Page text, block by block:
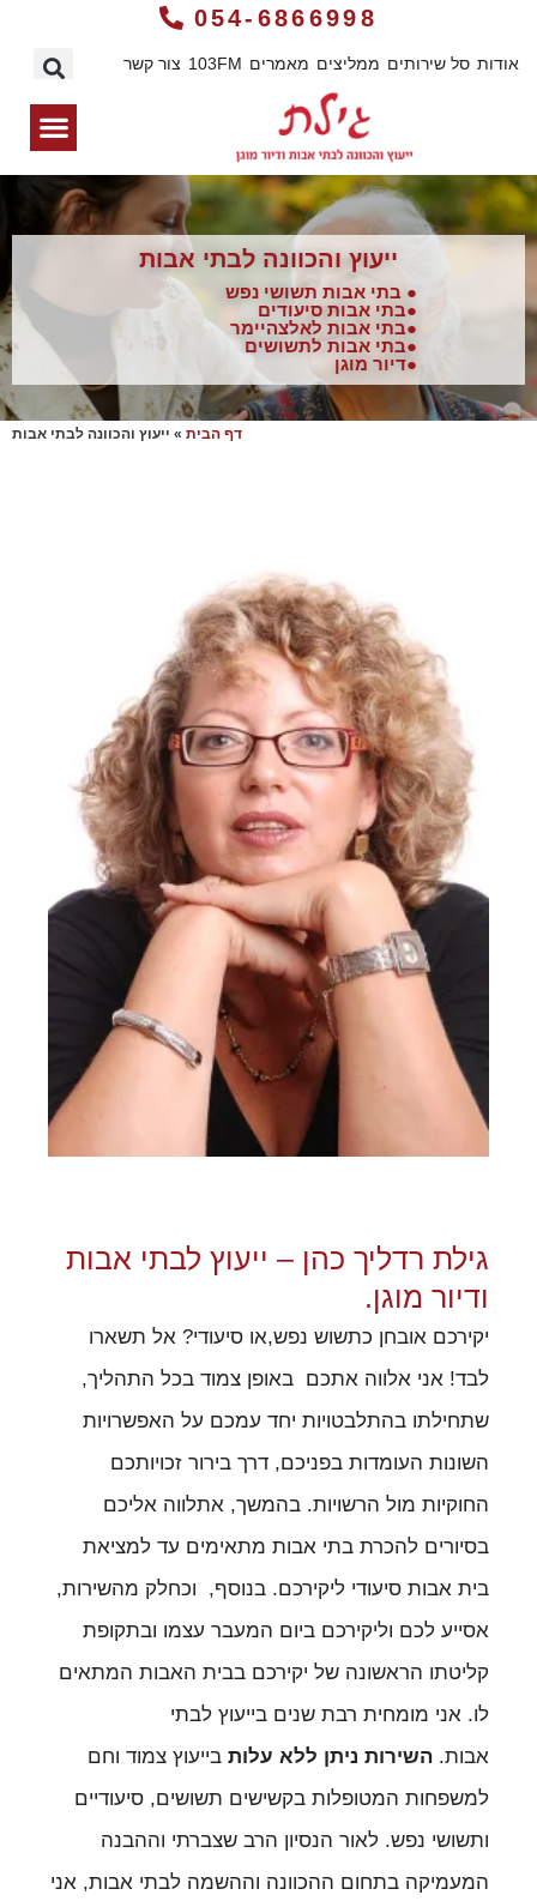
054-6866998
אודות סל שירותים ממליצים מאמרים 103FM צור קשר
ייעוץ והכוונה לבתי אבות
● בתי אבות תשושי נפש
●בתי אבות סיעודים
●בתי אבות לאלצהיימר
●בתי אבות לתשושים
●דיור מוגן
דף הבית » ייעוץ והכוונה לבתי אבות
גילת רדליך כהן – ייעוץ לבתי אבות
ודיור מוגן.
יקירכם אובחן כתשוש נפש,או סיעודי? אל תשארו
לבד! אני אלווה אתכם באופן צמוד בכל התהליך,
שתחילתו בהתלבטויות יחד עמכם על האפשרויות
השונות העומדות בפניכם, דרך בירור זכויותכם
החוקיות מול הרשויות. בהמשך, אתלווה אליכם
בסיורים להכרת בתי אבות מתאימים עד למציאת
בית אבות סיעודי ליקירכם. בנוסף, וכחלק מהשירות,
אסייע לכם וליקירכם ביום המעבר עצמו ובתקופת
קליטתו הראשונה של יקירכם בבית האבות המתאים
לו. אני מומחית רבת שנים בייעוץ לבתי
אבות. השירות ניתן ללא עלות בייעוץ צמוד וחם
למשפחות המטופלות בקשישים תשושים, סיעודיים
ותשושי נפש. לאור הנסיון הרב שצברתי וההבנה
המעמיקה בתחום ההכוונה וההשמה לבתי אבות, אני